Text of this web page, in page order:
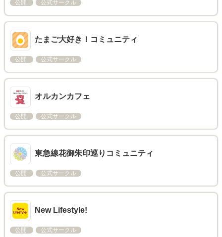
公開 公式サークル
たまご大好き！コミュニティ
公開 公式サークル
オルカンカフェ
公開 公式サークル
東急線花御朱印巡りコミュニティ
公開 公式サークル
New Lifestyle!
公開 公式サークル